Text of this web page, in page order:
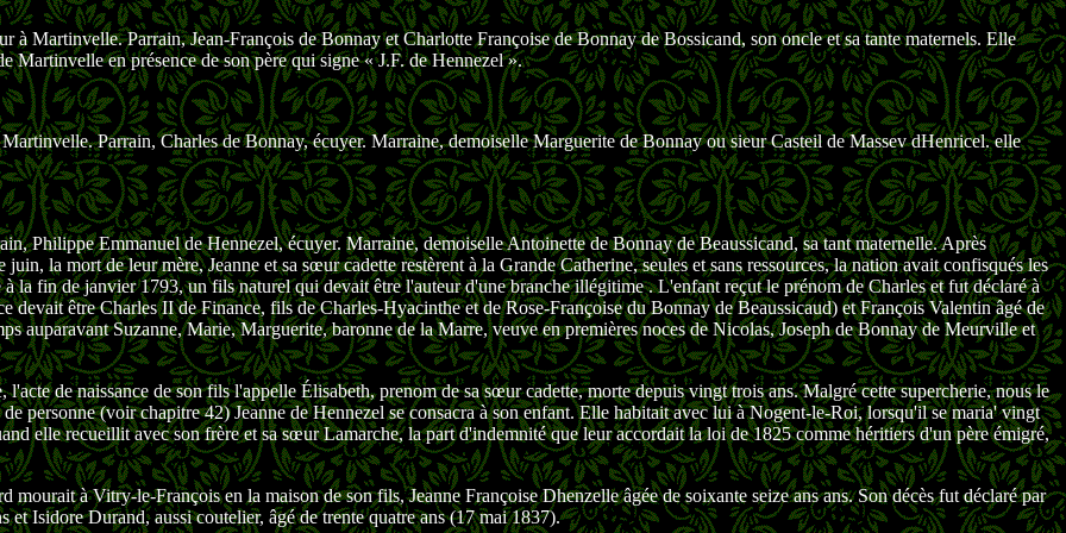
à Martinvelle. Parrain, Jean-François de Bonnay et Charlotte Françoise de Bonnay de Bossicand, son oncle et sa tante maternels. Elle
Martinvelle en présence de son père qui signe « J.F. de Hennezel ».
Parrain, Charles de Bonnay, écuyer. Marraine, demoiselle Marguerite de Bonnay ou sieur Casteil de Massev dHenricel. elle
Philippe Emmanuel de Hennezel, écuyer. Marraine, demoiselle Antoinette de Bonnay de Beaussicand, sa tant maternelle. Après
la mort de leur mère, Jeanne et sa sœur cadette restèrent à la Grande Catherine, seules et sans ressources, la nation avait confisqués les
la fin de janvier 1793, un fils naturel qui devait être l'auteur d'une branche illégitime . L'enfant reçut le prénom de Charles et fut déclaré à
devait être Charles II de Finance, fils de Charles-Hyacinthe et de Rose-Françoise du Bonnay de Beaussicaud) et François Valentin âgé de
auparavant Suzanne, Marie, Marguerite, baronne de la Marre, veuve en premières noces de Nicolas, Joseph de Bonnay de Meurville et
l'acte de naissance de son fils l'appelle Élisabeth, prenom de sa sœur cadette, morte depuis vingt trois ans. Malgré cette supercherie, nous le
personne (voir chapitre 42) Jeanne de Hennezel se consacra à son enfant. Elle habitait avec lui à Nogent-le-Roi, lorsqu'il se maria' vingt
elle recueillit avec son frère et sa sœur Lamarche, la part d'indemnité que leur accordait la loi de 1825 comme héritiers d'un père émigré,
à Vitry-le-François en la maison de son fils, Jeanne Françoise Dhenzelle âgée de soixante seize ans ans. Son décès fut déclaré par
Isidore Durand, aussi coutelier, âgé de trente quatre ans (17 mai 1837).